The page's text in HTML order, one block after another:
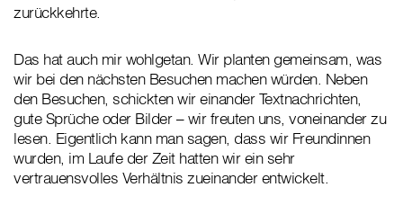
zurückkehrte.
Das hat auch mir wohlgetan. Wir planten gemeinsam, was
wir bei den nächsten Besuchen machen würden. Neben
den Besuchen, schickten wir einander Textnachrichten,
gute Sprüche oder Bilder – wir freuten uns, voneinander zu
lesen. Eigentlich kann man sagen, dass wir Freundinnen
wurden, im Laufe der Zeit hatten wir ein sehr
vertrauensvolles Verhältnis zueinander entwickelt.